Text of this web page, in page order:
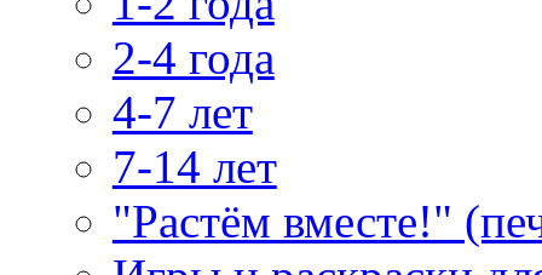
2-4 года
4-7 лет
7-14 лет
"Растём вместе!"